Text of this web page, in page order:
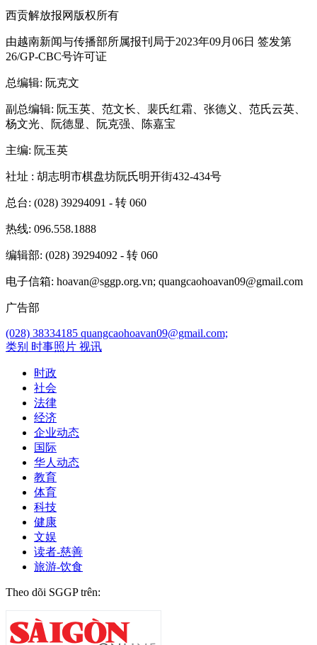
西贡解放报网版权所有
由越南新闻与传播部所属报刊局于2023年09月06日 签发第
26/GP-CBC号许可证
总编辑: 阮克文
副总编辑: 阮玉英、范文长、裴氏红霜、张德义、范氏云英、
杨文光、阮德显、阮克强、陈嘉宝
主编: 阮玉英
社址 : 胡志明市棋盘坊阮氏明开街432-434号
总台: (028) 39294091 - 转 060
热线: 096.558.1888
编辑部: (028) 39294092 - 转 060
电子信箱: hoavan@sggp.org.vn; quangcaohoavan09@gmail.com
广告部
(028) 38334185 quangcaohoavan09@gmail.com;
类别 时事照片 视讯
时政
社会
法律
经济
企业动态
国际
华人动态
教育
体育
科技
健康
文娱
读者-慈善
旅游-饮食
Theo dõi SGGP trên: